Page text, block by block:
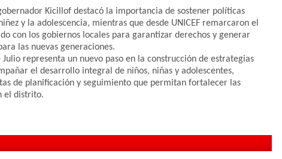
Kicillof destacó la importancia de sostener políticas
y la adolescencia, mientras que desde UNICEF remarcaron el
con los gobiernos locales para garantizar derechos y generar
las nuevas generaciones.
Julio representa un nuevo paso en la construcción de estrategias
el desarrollo integral de niños, niñas y adolescentes,
de planificación y seguimiento que permitan fortalecer las
el distrito.